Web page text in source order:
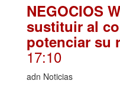
NEGOCIOS
sustituir al
potenciar su
17:10
adn Noticias